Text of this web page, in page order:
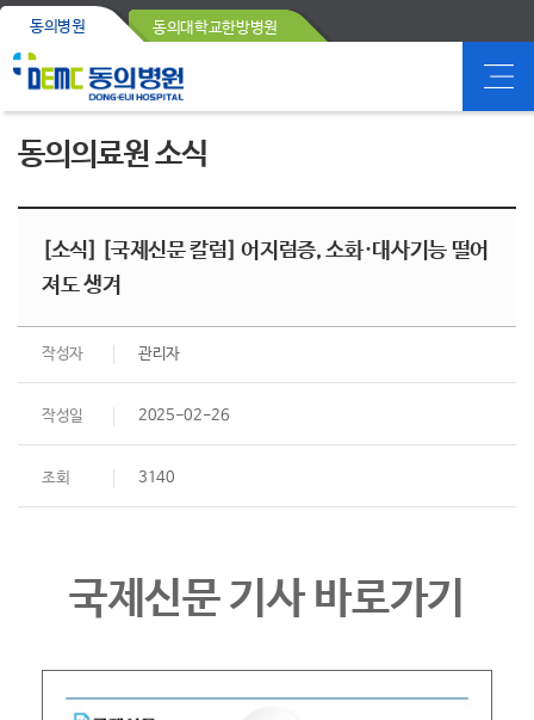
동의병원 동의대학교한방병원
동의의료원 소식
[소식] [국제신문 칼럼] 어지럼증, 소화·대사기능 떨어
져도 생겨
작성자 관리자
작성일 2025-02-26
조회 3140
국제신문 기사 바로가기